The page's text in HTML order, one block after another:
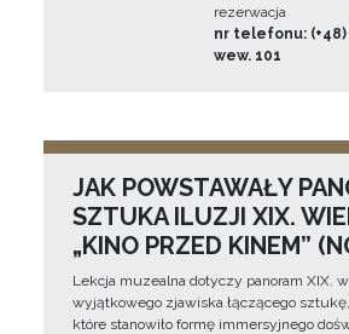
rezerwacja
nr telefonu: (+48)
wew. 101
JAK POWSTAWAŁY
SZTUKA ILUZJI XIX.
„KINO PRZED KINEM”
Lekcja muzealna dotyczy panoram XIX.
wyjątkowego zjawiska łączącego
które stanowiło formę immersyjnego